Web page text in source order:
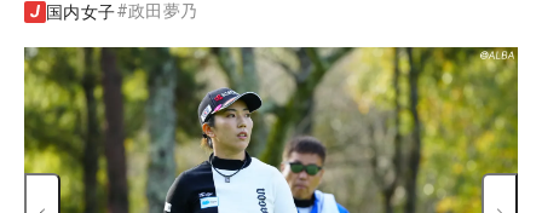
国内女子#政田夢乃